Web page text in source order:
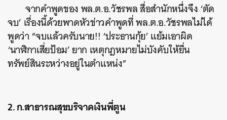
จากคำพูดของ พล.ต.อ.วัชรพล สื่อสำนักหนึ่งจึง ‘ตัด
จบ’ เรื่องนี้ด้วยพาดหัวข่าวคำพูดที่ พล.ต.อ.วัชรพลไม่ได้
พูดว่า “จบแล้วครับนาย!! ‘ประธานกุ้ย’ แย้มเอาผิด
‘นาฬิกาเสี่ยป้อม’ ยาก เหตุกฎหมายไม่บังคับให้ยื่น
ทรัพย์สินระหว่างอยู่ในตำแหน่ง”
2. ก.สาธารณสุขบริจาคเงินพี่ตูน